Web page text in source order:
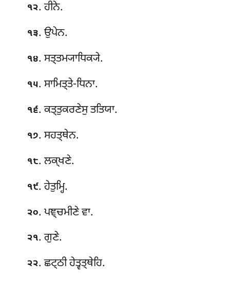
੧੨. ਹੀਨੇ.
੧੩. ਉਪੇਨ.
੧੪. ਸਤ੍ਤਮ੍ਯਾਧਿਕ੍ਯੇ.
੧੫. ਸਾਮਿਤ੍ਤੇ-ਧਿਨਾ.
੧੬. ਕਤ੍ਤੁਕਰਣੇਸੁ ਤਤਿਯਾ.
੧੭. ਸਹਤ੍ਥੇਨ.
੧੮. ਲਕ੍ਖਣੇ.
੧੯. ਹੇਤੁਮ੍ਹਿ.
੨੦. ਪਞ੍ਚਮੀਣੇ ਵਾ.
੨੧. ਗੁਣੇ.
੨੨. ਛਟ੍ਠੀ ਹੇਤ੍ਵਤ੍ਥੇਹਿ.